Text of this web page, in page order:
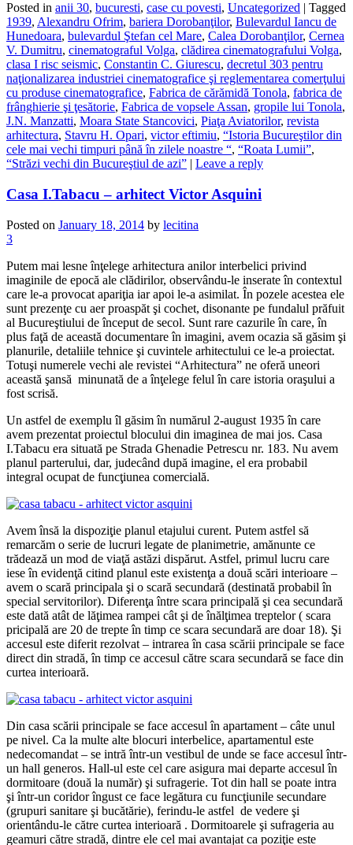
Posted in anii 30, bucuresti, case cu povesti, Uncategorized | Tagged
1939, Alexandru Ofrim, bariera Dorobanţilor, Bulevardul Iancu de
Hunedoara, bulevardul Ştefan cel Mare, Calea Dorobanţilor, Cernea
V. Dumitru, cinematograful Volga, clădirea cinematografului Volga,
clasa I risc seismic, Constantin C. Giurescu, decretul 303 pentru
naţionalizarea industriei cinematografice şi reglementarea comerţului
cu produse cinematografice, Fabrica de cărămidă Tonola, fabrica de
frânghierie şi ţesătorie, Fabrica de vopsele Assan, gropile lui Tonola,
J.N. Manzatti, Moara State Stancovici, Piaţa Aviatorilor, revista
arhitectura, Stavru H. Opari, victor eftimiu, “Istoria Bucureştilor din
cele mai vechi timpuri până în zilele noastre “, “Roata Lumii”,
“Străzi vechi din Bucureştiul de azi” | Leave a reply
Casa I.Tabacu – arhitect Victor Asquini
Posted on January 18, 2014 by lecitina
3
Putem mai lesne înţelege arhitectura anilor interbelici privind
imaginile de epocă ale clădirilor, observându-le inserate în contextul
care le-a provocat apariţia iar apoi le-a asimilat. În pozele acestea ele
sunt prezenţe cu aer proaspăt şi cochet, disonante pe fundalul prăfuit
al Bucureştiului de început de secol. Sunt rare cazurile în care, în
plus faţă de această documentare în imagini, avem ocazia să găsim şi
planurile, detaliile tehnice şi cuvintele arhitectului ce le-a proiectat.
Totuşi numerele vechi ale revistei “Arhitectura” ne oferă uneori
această şansă minunată de a înţelege felul în care istoria oraşului a
fost scrisă.
Un astfel de exemplu îl găsim în numărul 2-august 1935 în care
avem prezentat proiectul blocului din imaginea de mai jos. Casa
I.Tabacu era situată pe Strada Ghenadie Petrescu nr. 183. Nu avem
planul parterului, dar, judecând după imagine, el era probabil
integral ocupat de funcţiunea comercială.
Avem însă la dispoziţie planul etajului curent. Putem astfel să
remarcăm o serie de lucruri legate de planimetrie, amănunte ce
trădează un mod de viaţă astăzi dispărut. Astfel, primul lucru care
iese în evidenţă citind planul este existenţa a două scări interioare –
avem o scară principala şi o scară secundară (destinată probabil în
special servitorilor). Diferenţa între scara principală şi cea secundară
este dată atât de lăţimea rampei cât şi de înălţimea treptelor ( scara
pricipală are 20 de trepte în timp ce scara secundară are doar 18). Şi
accesul este diferit rezolvat – intrarea în casa scării principale se face
direct din stradă, în timp ce accesul către scara secundară se face din
curtea interioară.
Din casa scării principale se face accesul în apartament – câte unul
pe nivel. Ca la multe alte blocuri interbelice, apartamentul este
nedecomandat – se intră într-un vestibul de unde se face accesul într-
un hall generos. Hall-ul este cel care asigura mai departe accesul în
dormitoare (două la număr) şi sufragerie. Tot din hall se poate intra
şi într-un coridor îngust ce face legătura cu funcţiunile secundare
(grupuri sanitare şi bucătărie), ferindu-le astfel de vedere şi
orientându-le către curtea interioară . Dormitoarele şi sufrageria au
geamuri către stradă, dintre ele cel mai avantajat ca poziţie este